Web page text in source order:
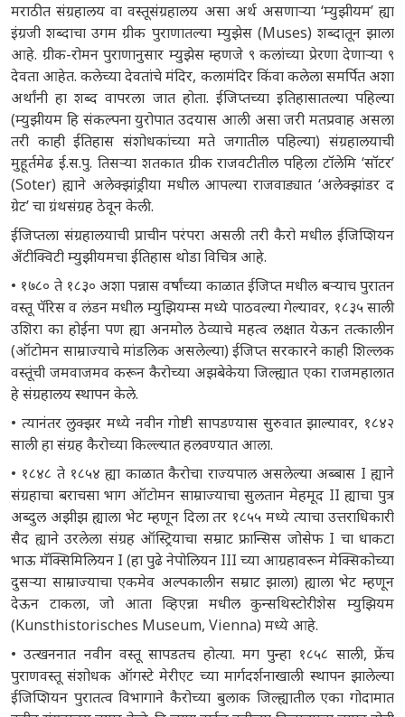
मराठीत संग्रहालय वा वस्तूसंग्रहालय असा अर्थ असणाऱ्या ‘म्युझीयम’ ह्या
इंग्रजी शब्दाचा उगम ग्रीक पुराणातल्या म्युझेस (Muses) शब्दातून झाला
आहे. ग्रीक-रोमन पुराणानुसार म्युझेस म्हणजे ९ कलांच्या प्रेरणा देणाऱ्या ९
देवता आहेत. कलेच्या देवतांचे मंदिर, कलामंदिर किंवा कलेला समर्पित अशा
अर्थांनी हा शब्द वापरला जात होता. ईजिप्तच्या इतिहासातल्या पहिल्या
(म्युझीयम हि संकल्पना युरोपात उदयास आली असा जरी मतप्रवाह असला
तरी काही ईतिहास संशोधकांच्या मते जगातील पहिल्या) संग्रहालयाची
मुहूर्तमेढ ई.स.पु. तिसऱ्या शतकात ग्रीक राजवटीतील पहिला टॉलेमि ‘सॉटर’
(Soter) ह्याने अलेक्झांड्रीया मधील आपल्या राजवाड्यात ‘अलेक्झांडर द
ग्रेट’ चा ग्रंथसंग्रह ठेवून केली.
ईजिप्तला संग्रहालयाची प्राचीन परंपरा असली तरी कैरो मधील ईजिप्शियन
अँटीक्विटी म्युझीयमचा ईतिहास थोडा विचित्र आहे.
• १७८० ते १८३० अशा पन्नास वर्षांच्या काळात ईजिप्त मधील बऱ्याच पुरातन
वस्तू पॅरिस व लंडन मधील म्युझियम्स मध्ये पाठवल्या गेल्यावर, १८३५ साली
उशिरा का होईना पण ह्या अनमोल ठेव्याचे महत्व लक्षात येऊन तत्कालीन
(ऑटोमन साम्राज्याचे मांडलिक असलेल्या) ईजिप्त सरकारने काही शिल्लक
वस्तूंची जमवाजमव करून कैरोच्या अझबेकेया जिल्ह्यात एका राजमहालात
हे संग्रहालय स्थापन केले.
• त्यानंतर लुक्झर मध्ये नवीन गोष्टी सापडण्यास सुरुवात झाल्यावर, १८४२
साली हा संग्रह कैरोच्या किल्ल्यात हलवण्यात आला.
• १८४८ ते १८५४ ह्या काळात कैरोचा राज्यपाल असलेल्या अब्बास I ह्याने
संग्रहाचा बराचसा भाग ऑटोमन साम्राज्याचा सुलतान मेहमूद II ह्याचा पुत्र
अब्दुल अझीझ ह्याला भेट म्हणून दिला तर १८५५ मध्ये त्याचा उत्तराधिकारी
सैद ह्याने उरलेला संग्रह ऑस्ट्रियाचा सम्राट फ्रान्सिस जोसेफ I चा धाकटा
भाऊ मॅक्सिमिलियन I (हा पुढे नेपोलियन III च्या आग्रहावरून मेक्सिकोच्या
दुसऱ्या साम्राज्याचा एकमेव अल्पकालीन सम्राट झाला) ह्याला भेट म्हणून
देऊन टाकला, जो आता व्हिएन्ना मधील कुन्सथिस्टोरीशेस म्युझियम
(Kunsthistorisches Museum, Vienna) मध्ये आहे.
• उत्खननात नवीन वस्तू सापडतच होत्या. मग पुन्हा १८५८ साली, फ्रेंच
पुराणवस्तू संशोधक ऑगस्टे मेरीएट च्या मार्गदर्शनाखाली स्थापन झालेल्या
ईजिप्शियन पुरातत्व विभागाने कैरोच्या बुलाक जिल्ह्यातील एका गोदामात